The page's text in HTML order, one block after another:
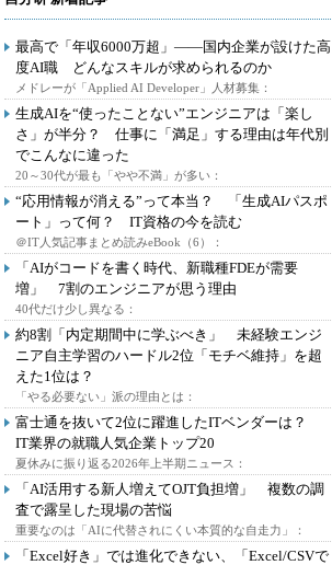
最高で「年収6000万超」――国内企業が設けた高
度AI職 どんなスキルが求められるのか
メドレーが「Applied AI Developer」人材募集：
生成AIを“使ったことない”エンジニアは「楽し
さ」が半分？ 仕事に「満足」する理由は年代別
でこんなに違った
20～30代が最も「やや不満」が多い：
“応用情報が消える”って本当？ 「生成AIパスポ
ート」って何？ IT資格の今を読む
＠IT人気記事まとめ読みeBook（6）：
「AIがコードを書く時代、新職種FDEが需要
増」 7割のエンジニアが思う理由
40代だけ少し異なる：
約8割「内定期間中に学ぶべき」 未経験エンジ
ニア自主学習のハードル2位「モチベ維持」を超
えた1位は？
「やる必要ない」派の理由とは：
富士通を抜いて2位に躍進したITベンダーは？
IT業界の就職人気企業トップ20
夏休みに振り返る2026年上半期ニュース：
「AI活用する新人増えてOJT負担増」 複数の調
査で露呈した現場の苦悩
重要なのは「AIに代替されにくい本質的な自走力」：
「Excel好き」では進化できない、「Excel/CSVで